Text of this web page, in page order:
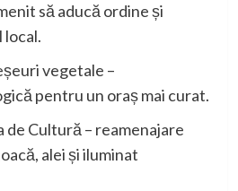
să aducă ordine și
local.
vegetale –
pentru un oraș mai curat.
de Cultură – reamenajare
alei și iluminat